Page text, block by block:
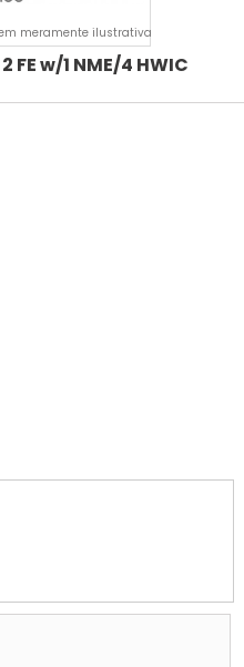
meramente ilustrativa
FE w/1 NME/4 HWIC